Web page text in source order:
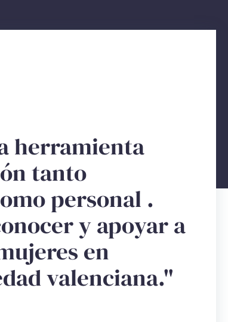
herramienta
tanto
personal .
y apoyar a
en
valenciana."